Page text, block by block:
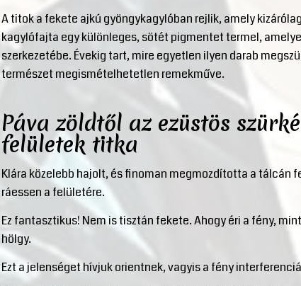
A titok a fekete ajkú gyöngykagylóban rejlik, amely
kagylófajta egy különleges, sötét pigmentet termel,
szerkezetébe. Évekig tart, mire egyetlen ilyen darab
természet megismételhetetlen remekműve.
Páva zöldtől az ezüstös
felületek titka
Klára közelebb hajolt, és finoman megmozdította a tálcán
ráessen a felületére.
Ez fantasztikus! Nem is tisztán fekete. Ahogy éri a fény,
hölgy.
Ezt a jelenséget hívjuk orientnek, vagyis a fény